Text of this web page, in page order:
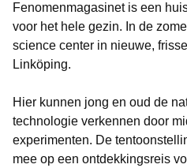
Fenomenmagasinet is een
voor het hele gezin. In de
science center in nieuwe,
Linköping.
Hier kunnen jong en oud de
technologie verkennen door
experimenten. De
mee op een ontdekkingsreis